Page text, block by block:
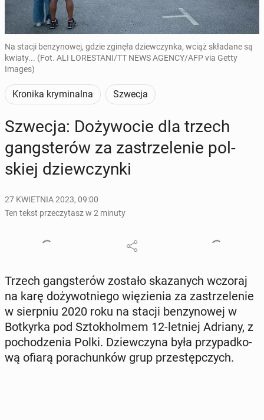
Na stacji benzynowej, gdzie zginęła dziewczynka, wciąż składane są
kwiaty... (Fot. ALI LORESTANI/TT NEWS AGENCY/AFP via Getty
Images)
Kronika kryminalna Szwecja
Szwecja: Do­ży­wo­cie dla trzech
gang­ste­rów za za­strze­le­nie pol­
skiej dziew­czyn­ki
27 KWIETNIA 2023, 09:00
Ten tekst przeczytasz w 2 minuty
Trzech gang­ste­rów zostało ska­za­nych wczoraj
na karę do­ży­wot­nie­go wię­zie­nia za za­strze­le­nie
w sierp­niu 2020 roku na stacji ben­zy­no­wej w
Bot­kyr­ka pod Sztok­hol­mem 12-letniej Adriany, z
po­cho­dze­nia Polki. Dziew­czy­na była przy­pad­ko­
wą ofiarą po­ra­chun­ków grup prze­stęp­czych.